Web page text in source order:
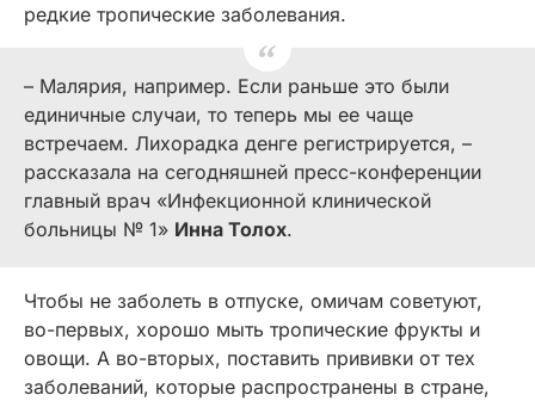
редкие тропические заболевания.
– Малярия, например. Если раньше это были
единичные случаи, то теперь мы ее чаще
встречаем. Лихорадка денге регистрируется, –
рассказала на сегодняшней пресс-конференции
главный врач «Инфекционной клинической
больницы № 1» Инна Толох.
Чтобы не заболеть в отпуске, омичам советуют,
во-первых, хорошо мыть тропические фрукты и
овощи. А во-вторых, поставить прививки от тех
заболеваний, которые распространены в стране,